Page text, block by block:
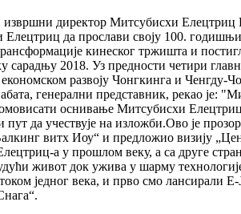
извршни директор Митсубисхи
да прослави своју 100.
кинеског тржишта и
сарадњу 2018. Уз предности четири
развоју Чонгкинга и
генерални представник, рекао је:
оснивање Митсубисхи
да учествује на изложби.Ово је
витх Иоу“ и предложио визију
а у прошлом веку, а са друге
живот док ужива у шарму
једног века, и прво смо лансирали